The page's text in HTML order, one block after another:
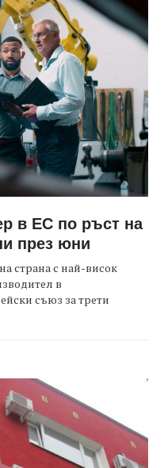
в ЕС по ръст на
през юни
страна с най-висок
в
съюз за трети